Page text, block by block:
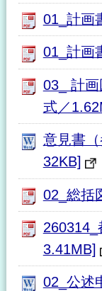
01_計画
01_計画
03_ 計
式／
意見書
32KB]
02_総括
260314_
3.41MB]
02_公述